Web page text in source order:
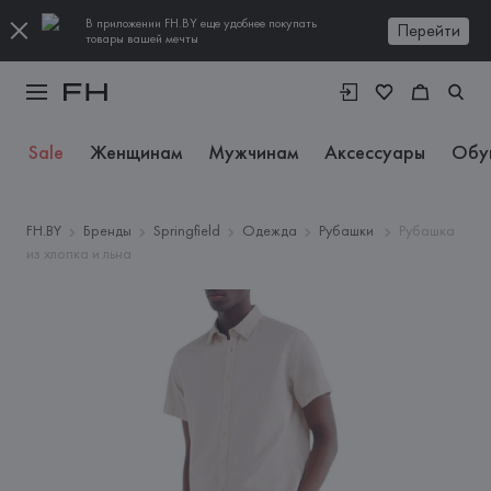
В приложении FH.BY еще удобнее покупать
товары вашей мечты
Перейти
Sale Женщинам Мужчинам Аксессуары
FH.BY Бренды Springfield Одежда Рубашки
Рубашка
из хлопка и льна